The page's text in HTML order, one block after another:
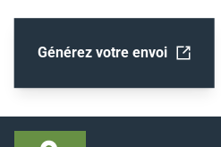
Générez votre envoi
Ouvrir dans un